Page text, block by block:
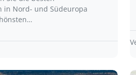
in Nord- und Südeuropa